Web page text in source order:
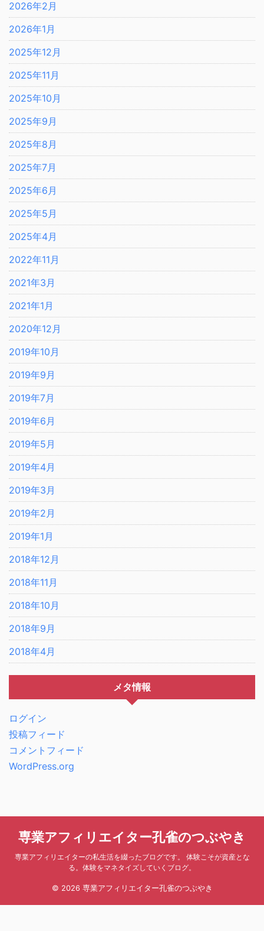
2026年2月
2026年1月
2025年12月
2025年11月
2025年10月
2025年9月
2025年8月
2025年7月
2025年6月
2025年5月
2025年4月
2022年11月
2021年3月
2021年1月
2020年12月
2019年10月
2019年9月
2019年7月
2019年6月
2019年5月
2019年4月
2019年3月
2019年2月
2019年1月
2018年12月
2018年11月
2018年10月
2018年9月
2018年4月
メタ情報
ログイン
投稿フィード
コメントフィード
WordPress.org
専業アフィリエイター孔雀のつぶやき
専業アフィリエイターの私生活を綴ったブログです。 体験こそが資産とな
る。体験をマネタイズしていくブログ。
© 2026 専業アフィリエイター孔雀のつぶやき